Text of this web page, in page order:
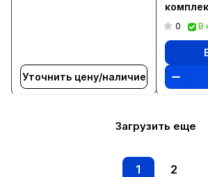
Уточнить цену/наличие
0 В
Загрузить еще
1 2